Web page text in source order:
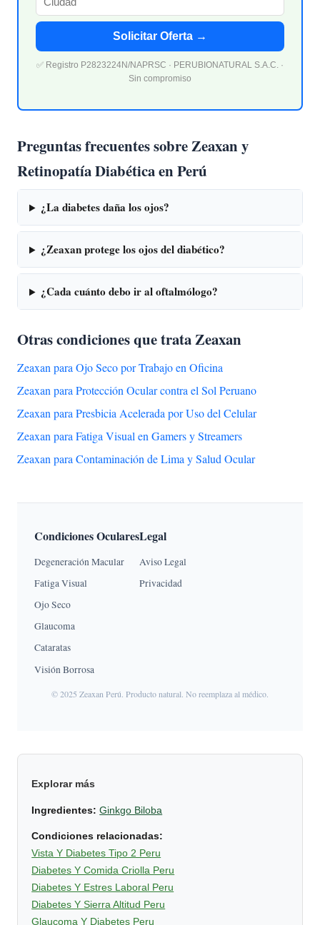
Solicitar Oferta →
✅ Registro P2823224N/NAPRSC · PERUBIONATURAL S.A.C. ·
Sin compromiso
Preguntas frecuentes sobre Zeaxan y
Retinopatía Diabética en Perú
¿La diabetes daña los ojos?
¿Zeaxan protege los ojos del diabético?
¿Cada cuánto debo ir al oftalmólogo?
Otras condiciones que trata Zeaxan
Zeaxan para Ojo Seco por Trabajo en Oficina
Zeaxan para Protección Ocular contra el Sol Peruano
Zeaxan para Presbicia Acelerada por Uso del Celular
Zeaxan para Fatiga Visual en Gamers y Streamers
Zeaxan para Contaminación de Lima y Salud Ocular
Condiciones Oculares
Degeneración Macular
Fatiga Visual
Ojo Seco
Glaucoma
Cataratas
Visión Borrosa
Legal
Aviso Legal
Privacidad
© 2025 Zeaxan Perú. Producto natural. No reemplaza al médico.
Explorar más
Ingredientes: Ginkgo Biloba
Condiciones relacionadas:
Vista Y Diabetes Tipo 2 Peru
Diabetes Y Comida Criolla Peru
Diabetes Y Estres Laboral Peru
Diabetes Y Sierra Altitud Peru
Glaucoma Y Diabetes Peru